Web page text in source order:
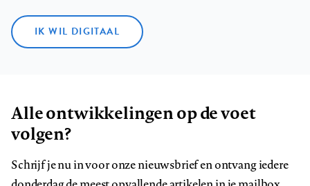
IK WIL DIGITAAL
Alle ontwikkelingen op de voet
volgen?
Schrijf je nu in voor onze nieuwsbrief en ontvang iedere